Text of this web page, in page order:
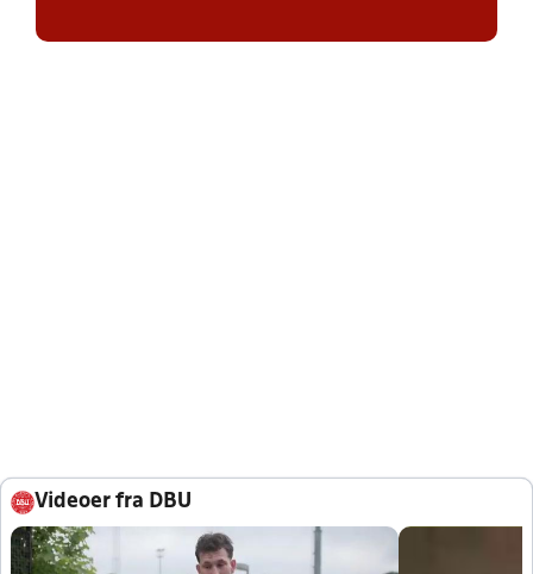
Videoer fra DBU